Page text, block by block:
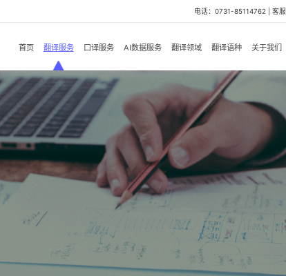
电话：0731-85114762 | 客
首页 翻译服务 口译服务 AI数据服务 翻译领域 翻译语种 关于我们